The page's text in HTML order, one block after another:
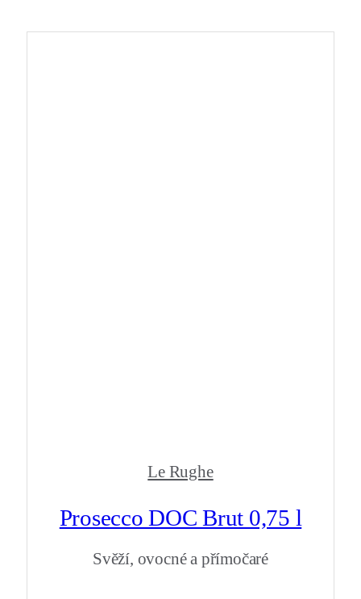
Le Rughe
Prosecco DOC Brut 0,75 l
Svěží, ovocné a přímočaré